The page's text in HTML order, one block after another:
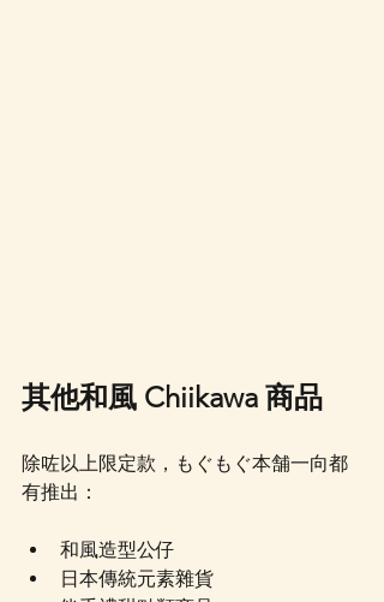
其他和風 Chiikawa 商品
除咗以上限定款，もぐもぐ本舗一向都
有推出：
和風造型公仔
日本傳統元素雜貨